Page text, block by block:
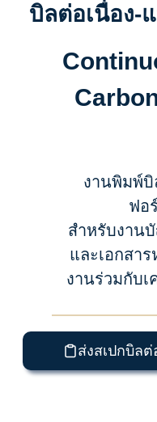
บิลต่อเนื่อง-
งานพิมพ์บิ
ฟอ
สำหรับงาน
และเอกสา
งานร่วมกับเ
ส่งสเปกบิลต่